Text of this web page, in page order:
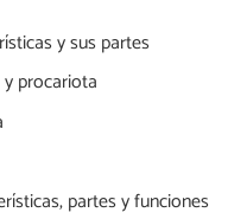
y sus partes
procariota
partes y funciones